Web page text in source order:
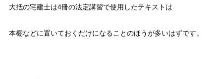
大抵の宅建士は4冊の法定講習で使用したテキストは
本棚などに置いておくだけになることのほうが多いはずです。